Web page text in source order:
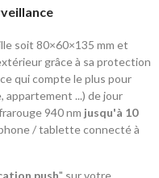
soit 80×60×135 mm et
grâce à sa protection
qui compte le plus pour
appartement ...) de jour
940 nm jusqu'à 10
/ tablette connecté à
push" sur votre